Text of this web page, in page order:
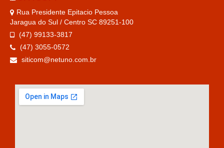
Rua Presidente Epitacio Pessoa
Jaragua do Sul / Centro SC 89251-100
(47) 99133-3817
(47) 3055-0572
siticom@netuno.com.br